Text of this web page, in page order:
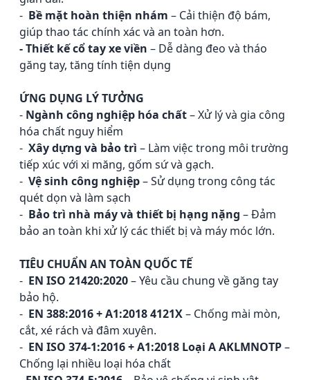
- Bề mặt hoàn thiện nhám – Cải thiện độ bám,
giúp thao tác chính xác và an toàn hơn.
- Thiết kế cổ tay xe viền – Dễ dàng đeo và tháo
găng tay, tăng tính tiện dụng
ỨNG DỤNG LÝ TƯỞNG
- Ngành công nghiệp hóa chất–Xử lý và gia công
hóa chất nguy hiểm
- Xây dựng và bảo trì – Làm việc trong môi trường
tiếp xúc với xi măng, gốm sứ và gạch.
- Vệ sinh công nghiệp–Sử dụng trong công tác
quét dọn và làm sạch
- Bảo trì nhà máy và thiết bị hạng nặng –Đảm
bảo an toàn khi xử lý các thiết bị và máy móc lớn.
TIÊU CHUẨN AN TOÀN QUỐC TẾ
- EN ISO 21420:2020–Yêu cầu chung về găng tay
bảo hộ.
- EN 388:2016 + A1:2018 4121X– Chống mài mòn,
cắt, xé rách và đâm xuyên.
- EN ISO 374-1:2016 + A1:2018 Loại A AKLMNOTP–
Chống lại nhiều loại hóa chất